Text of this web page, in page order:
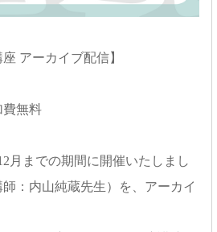
アーカイブ配信】
無料
月までの期間に開催いたしまし
：内山純蔵先生）を、アーカイ